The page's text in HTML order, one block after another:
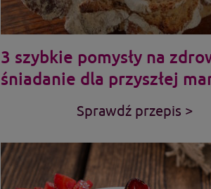
3 szybkie pomysły na
śniadanie dla przyszłej
Sprawdź przepis >